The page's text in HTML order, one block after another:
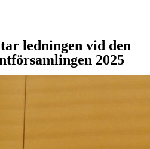
ledningen vid den
2025